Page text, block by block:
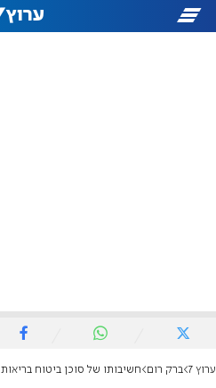
ערוץ 7 ברק רום חשיבותו של סוכן ביטוח בריאות